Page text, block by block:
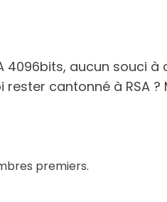
4096bits, aucun souci
cantonné à RSA
premiers.